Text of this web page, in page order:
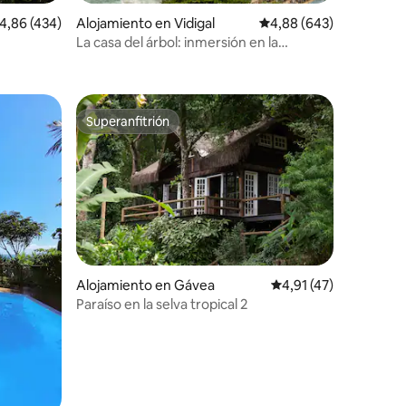
promedio: 4,86 de 5. 434 evaluaciones
4,86 (434)
Alojamiento en Vidigal Calificación promedio:
4,88 (643)
La casa del árbol: inmersión en la
destacadosSuperanfitrión
Superanfitrión
Alojamiento en Gávea Calificación
4,91 (47)
Paraíso en la selva tropical 2